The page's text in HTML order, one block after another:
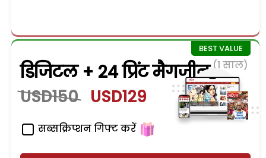
डिजिटल + 24 प्रिंट मैगजीन (1 साल)
USD150 USD129
सब्सक्रिप्शन गिफ्ट करें